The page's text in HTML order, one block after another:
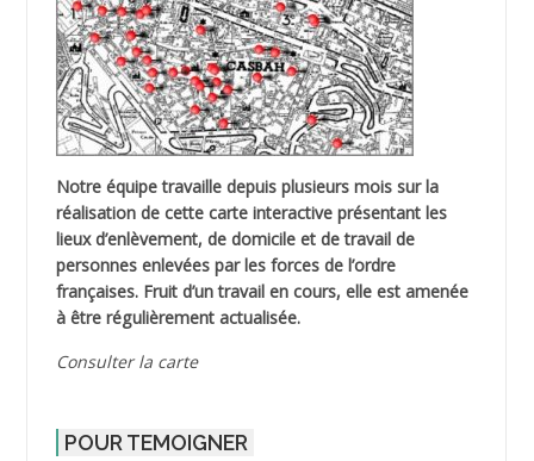
Notre équipe travaille depuis plusieurs mois sur la
réalisation de cette carte interactive présentant les
lieux d’enlèvement, de domicile et de travail de
personnes enlevées par les forces de l’ordre
françaises. Fruit d’un travail en cours, elle est amenée
à être régulièrement actualisée.
Consulter la carte
POUR TEMOIGNER